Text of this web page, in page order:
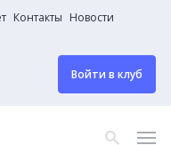
Контакты Новости
Войти в клуб